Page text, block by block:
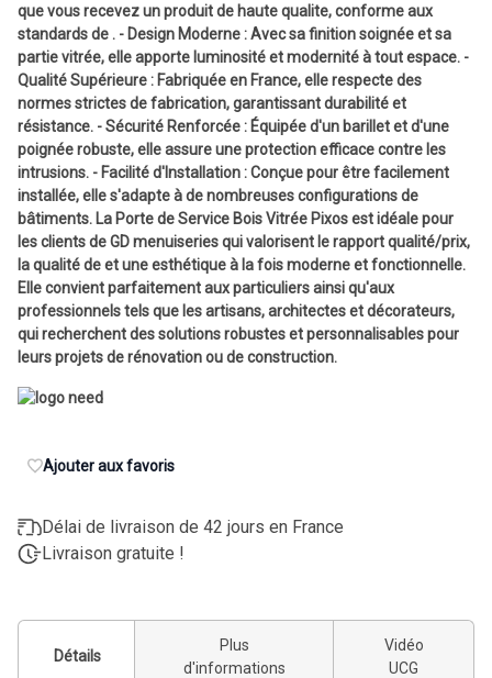
que vous recevez un produit de haute qualite, conforme aux
standards de . - Design Moderne : Avec sa finition soignée et sa
partie vitrée, elle apporte luminosité et modernité à tout espace. -
Qualité Supérieure : Fabriquée en France, elle respecte des
normes strictes de fabrication, garantissant durabilité et
résistance. - Sécurité Renforcée : Équipée d'un barillet et d'une
poignée robuste, elle assure une protection efficace contre les
intrusions. - Facilité d'Installation : Conçue pour être facilement
installée, elle s'adapte à de nombreuses configurations de
bâtiments. La Porte de Service Bois Vitrée Pixos est idéale pour
les clients de GD menuiseries qui valorisent le rapport qualité/prix,
la qualité de et une esthétique à la fois moderne et fonctionnelle.
Elle convient parfaitement aux particuliers ainsi qu'aux
professionnels tels que les artisans, architectes et décorateurs,
qui recherchent des solutions robustes et personnalisables pour
leurs projets de rénovation ou de construction.
Ajouter aux favoris
Délai de livraison de 42 jours en France
Livraison gratuite !
Détails
Plus
d'informations
Vidéo
UCG